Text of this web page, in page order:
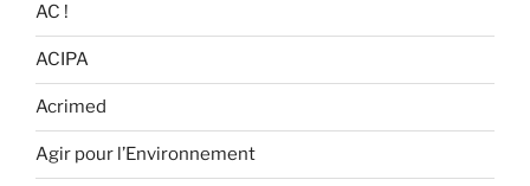
AC !
ACIPA
Acrimed
Agir pour l’Environnement